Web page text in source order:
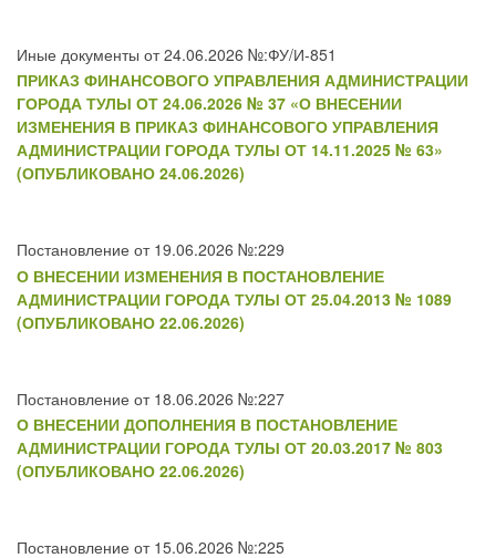
Иные документы от 24.06.2026 №:ФУ/И-851
ПРИКАЗ ФИНАНСОВОГО УПРАВЛЕНИЯ АДМИНИСТРАЦИИ
ГОРОДА ТУЛЫ ОТ 24.06.2026 № 37 «О ВНЕСЕНИИ
ИЗМЕНЕНИЯ В ПРИКАЗ ФИНАНСОВОГО УПРАВЛЕНИЯ
АДМИНИСТРАЦИИ ГОРОДА ТУЛЫ ОТ 14.11.2025 № 63»
(ОПУБЛИКОВАНО 24.06.2026)
Постановление от 19.06.2026 №:229
О ВНЕСЕНИИ ИЗМЕНЕНИЯ В ПОСТАНОВЛЕНИЕ
АДМИНИСТРАЦИИ ГОРОДА ТУЛЫ ОТ 25.04.2013 № 1089
(ОПУБЛИКОВАНО 22.06.2026)
Постановление от 18.06.2026 №:227
О ВНЕСЕНИИ ДОПОЛНЕНИЯ В ПОСТАНОВЛЕНИЕ
АДМИНИСТРАЦИИ ГОРОДА ТУЛЫ ОТ 20.03.2017 № 803
(ОПУБЛИКОВАНО 22.06.2026)
Постановление от 15.06.2026 №:225